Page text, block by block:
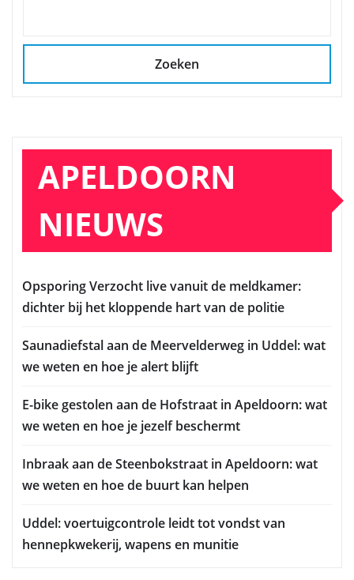
Zoeken
APELDOORN
NIEUWS
Opsporing Verzocht live vanuit de meldkamer:
dichter bij het kloppende hart van de politie
Saunadiefstal aan de Meervelderweg in Uddel: wat
we weten en hoe je alert blijft
E-bike gestolen aan de Hofstraat in Apeldoorn: wat
we weten en hoe je jezelf beschermt
Inbraak aan de Steenbokstraat in Apeldoorn: wat
we weten en hoe de buurt kan helpen
Uddel: voertuigcontrole leidt tot vondst van
hennepkwekerij, wapens en munitie